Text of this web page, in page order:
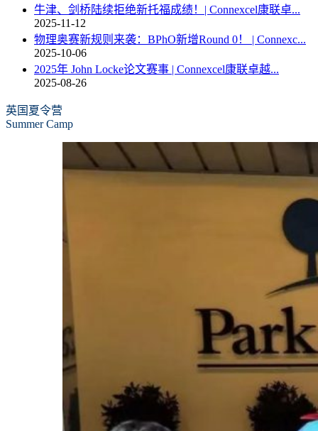
牛津、剑桥陆续拒绝新托福成绩！| Connexcel康联卓...
2025-11-12
物理奥赛新规则来袭：BPhO新增Round 0！ | Connexc...
2025-10-06
2025年 John Locke论文赛事 | Connexcel康联卓越...
2025-08-26
英国夏令营
Summer Camp